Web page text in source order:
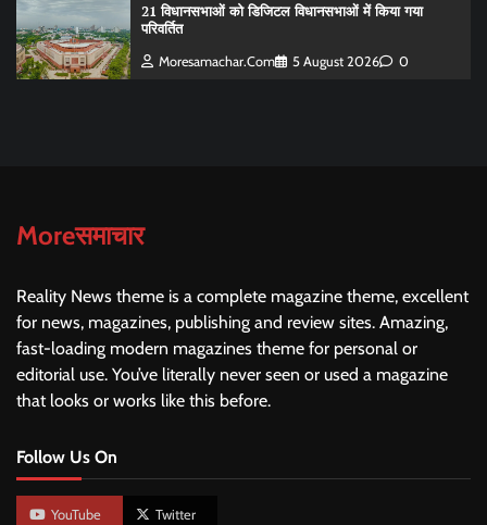
21 विधानसभाओं को डिजिटल विधानसभाओं में किया गया
परिवर्तित
Moresamachar.com 5 August 2026 0
Moreसमाचार
Reality News theme is a complete magazine theme, excellent
for news, magazines, publishing and review sites. Amazing,
fast-loading modern magazines theme for personal or
editorial use. You’ve literally never seen or used a magazine
that looks or works like this before.
Follow Us On
YouTube Twitter